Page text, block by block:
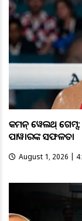
କମନ୍ ୱେଲଥ୍ ଗେମ୍ସ:
ପାୱାରଙ୍କ ସଫଳତା
August 1, 2026 |